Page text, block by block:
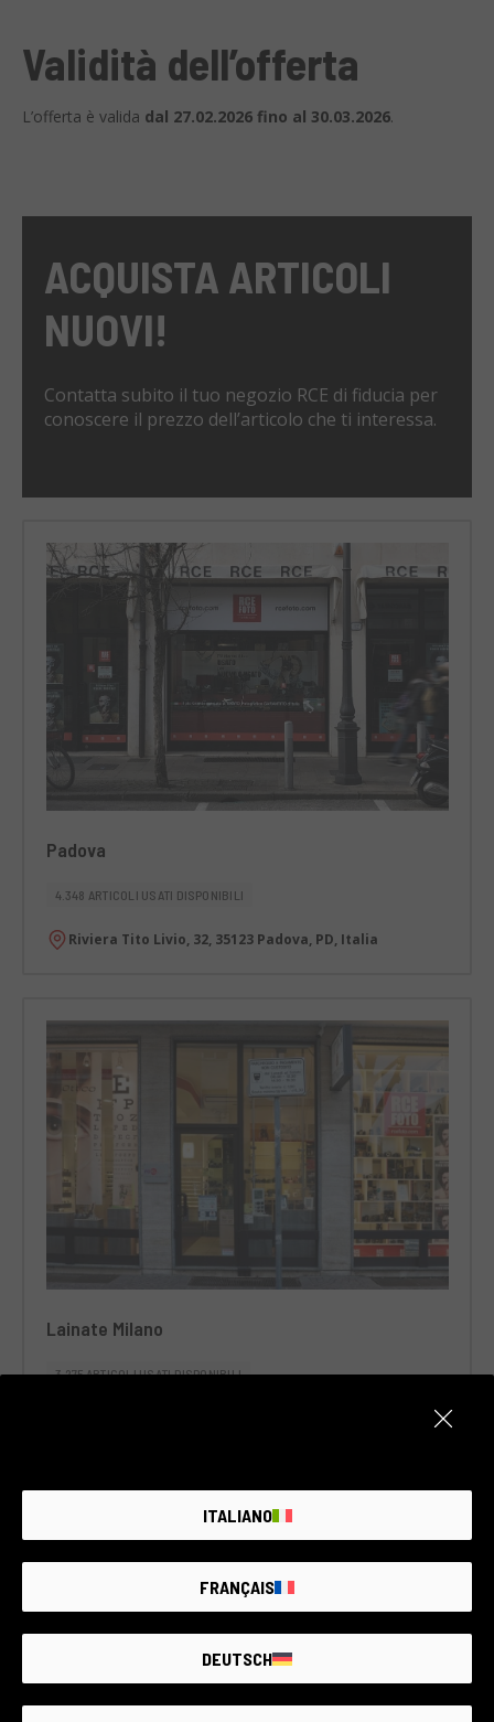
Validità dell’offerta
L’offerta è valida dal 27.02.2026 fino al 30.03.2026.
ACQUISTA ARTICOLI
NUOVI!
Contatta subito il tuo negozio RCE di fiducia per
conoscere il prezzo dell’articolo che ti interessa.
Padova
4.348 ARTICOLI USATI DISPONIBILI
Riviera Tito Livio, 32, 35123 Padova, PD, Italia
Lainate Milano
3.275 ARTICOLI USATI DISPONIBILI
ITALIANO
FRANÇAIS
DEUTSCH